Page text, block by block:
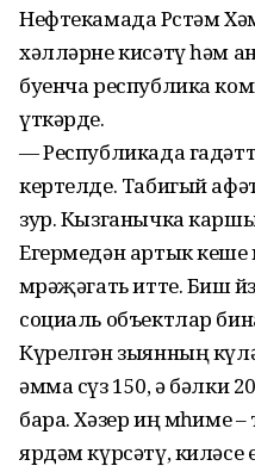
Нефтекамада Рөстәм
хәлләрне кисәтү һәм
буенча республика
үткәрде.
— Республикада
кертелде. Табигый
зур. Кызганычка
Егермедән артык
мөрәҗәгать итте. Биш
социаль объектлар
Күрелгән зыянның
әмма сүз 150, ә бәлки
бара. Хәзер иң мөһиме
ярдәм күрсәтү,